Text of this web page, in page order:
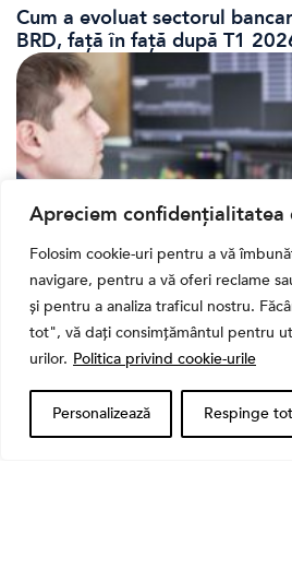
Apreciem confidențialitatea
Folosim cookie-uri pentru a vă
navigare, pentru a vă oferi reclame
și pentru a analiza traficul nostru.
tot", vă dați consimțământul pentru
urilor. Politica privind cookie-urile
Personalizează Respinge tot
Cum a evoluat sectorul
BRD, față în față după T1
Banii tăi
Când vinzi o acțiune din
întemeiate și 4 capcane